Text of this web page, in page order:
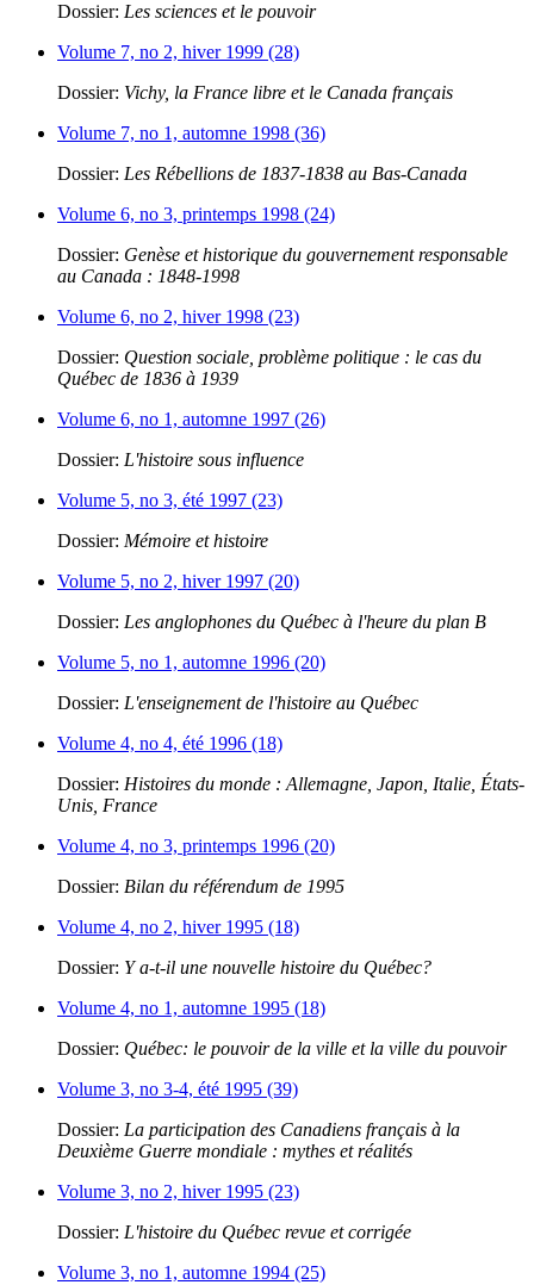
Dossier: Les sciences et le pouvoir
Volume 7, no 2, hiver 1999 (28)
Dossier: Vichy, la France libre et le Canada français
Volume 7, no 1, automne 1998 (36)
Dossier: Les Rébellions de 1837-1838 au Bas-Canada
Volume 6, no 3, printemps 1998 (24)
Dossier: Genèse et historique du gouvernement responsable
au Canada : 1848-1998
Volume 6, no 2, hiver 1998 (23)
Dossier: Question sociale, problème politique : le cas du
Québec de 1836 à 1939
Volume 6, no 1, automne 1997 (26)
Dossier: L'histoire sous influence
Volume 5, no 3, été 1997 (23)
Dossier: Mémoire et histoire
Volume 5, no 2, hiver 1997 (20)
Dossier: Les anglophones du Québec à l'heure du plan B
Volume 5, no 1, automne 1996 (20)
Dossier: L'enseignement de l'histoire au Québec
Volume 4, no 4, été 1996 (18)
Dossier: Histoires du monde : Allemagne, Japon, Italie, États-
Unis, France
Volume 4, no 3, printemps 1996 (20)
Dossier: Bilan du référendum de 1995
Volume 4, no 2, hiver 1995 (18)
Dossier: Y a-t-il une nouvelle histoire du Québec?
Volume 4, no 1, automne 1995 (18)
Dossier: Québec: le pouvoir de la ville et la ville du pouvoir
Volume 3, no 3-4, été 1995 (39)
Dossier: La participation des Canadiens français à la
Deuxième Guerre mondiale : mythes et réalités
Volume 3, no 2, hiver 1995 (23)
Dossier: L'histoire du Québec revue et corrigée
Volume 3, no 1, automne 1994 (25)